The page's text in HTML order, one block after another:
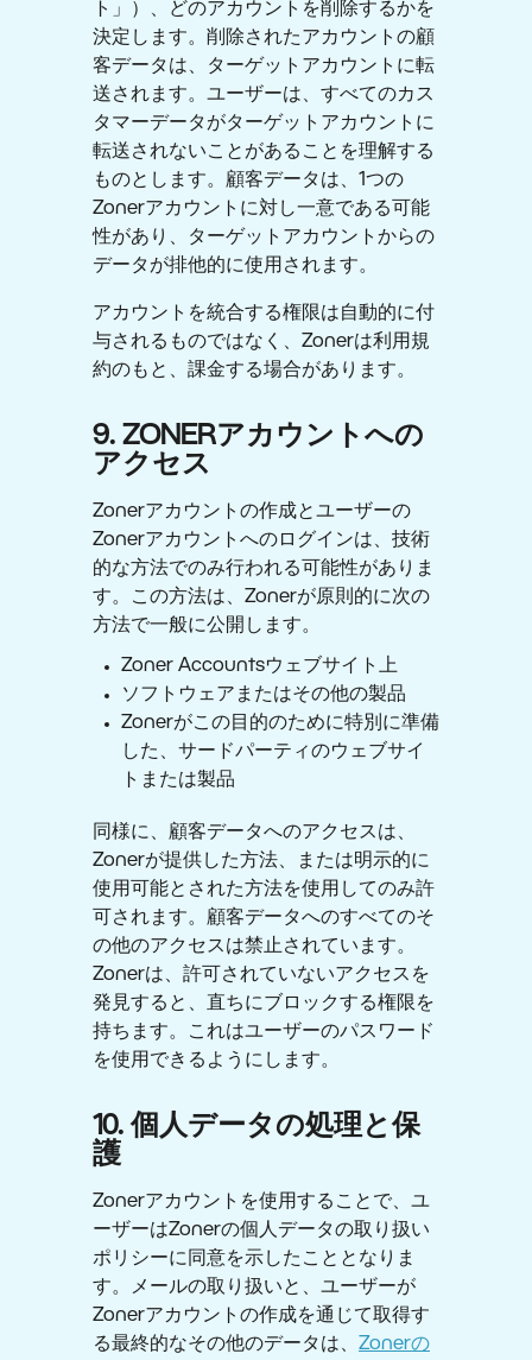
ト」）、どのアカウントを削除するかを
決定します。削除されたアカウントの顧
客データは、ターゲットアカウントに転
送されます。ユーザーは、すべてのカス
タマーデータがターゲットアカウントに
転送されないことがあることを理解する
ものとします。顧客データは、1つの
Zonerアカウントに対し一意である可能
性があり、ターゲットアカウントからの
データが排他的に使用されます。
アカウントを統合する権限は自動的に付
与されるものではなく、Zonerは利用規
約のもと、課金する場合があります。
9. ZONERアカウントへの
アクセス
Zonerアカウントの作成とユーザーの
Zonerアカウントへのログインは、技術
的な方法でのみ行われる可能性がありま
す。この方法は、Zonerが原則的に次の
方法で一般に公開します。
Zoner Accountsウェブサイト上
ソフトウェアまたはその他の製品
Zonerがこの目的のために特別に準備
した、サードパーティのウェブサイ
トまたは製品
同様に、顧客データへのアクセスは、
Zonerが提供した方法、または明示的に
使用可能とされた方法を使用してのみ許
可されます。顧客データへのすべてのそ
の他のアクセスは禁止されています。
Zonerは、許可されていないアクセスを
発見すると、直ちにブロックする権限を
持ちます。これはユーザーのパスワード
を使用できるようにします。
10. 個人データの処理と保
護
Zonerアカウントを使用することで、ユ
ーザーはZonerの個人データの取り扱い
ポリシーに同意を示したこととなりま
す。メールの取り扱いと、ユーザーが
Zonerアカウントの作成を通じて取得す
る最終的なその他のデータは、 Zonerの